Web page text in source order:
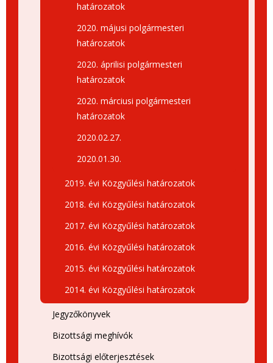
határozatok
2020. májusi polgármesteri
határozatok
2020. áprilisi polgármesteri
határozatok
2020. márciusi polgármesteri
határozatok
2020.02.27.
2020.01.30.
2019. évi Közgyűlési határozatok
2018. évi Közgyűlési határozatok
2017. évi Közgyűlési határozatok
2016. évi Közgyűlési határozatok
2015. évi Közgyűlési határozatok
2014. évi Közgyűlési határozatok
Jegyzőkönyvek
Bizottsági meghívók
Bizottsági előterjesztések